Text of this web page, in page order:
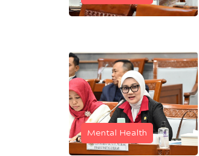
Mental Health